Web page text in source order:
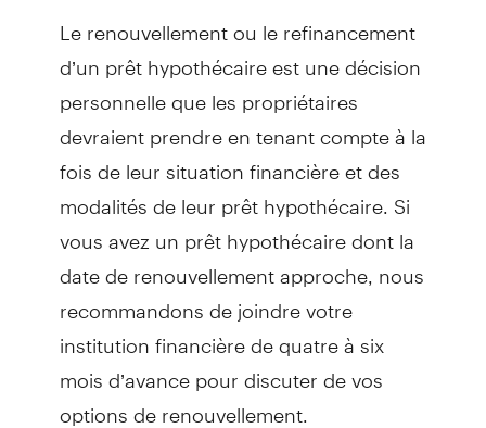
Le renouvellement ou le refinancement
d’un prêt hypothécaire est une décision
personnelle que les propriétaires
devraient prendre en tenant compte à la
fois de leur situation financière et des
modalités de leur prêt hypothécaire. Si
vous avez un prêt hypothécaire dont la
date de renouvellement approche, nous
recommandons de joindre votre
institution financière de quatre à six
mois d’avance pour discuter de vos
options de renouvellement.